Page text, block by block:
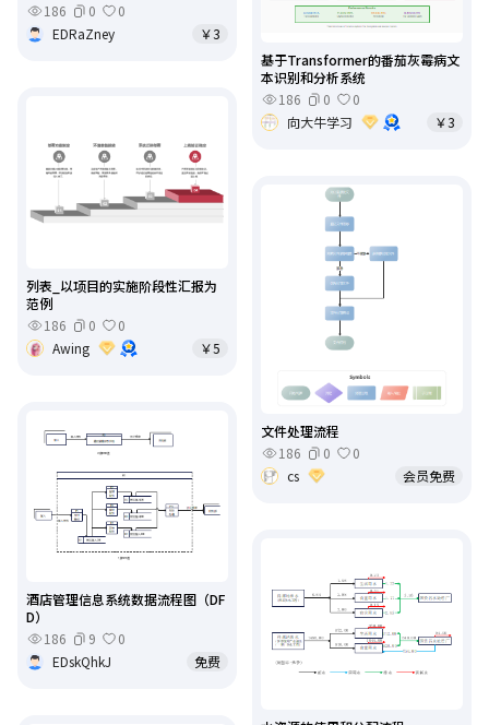
186
0
0
EDRaZney
￥3
基于Transformer的番茄灰霉病文
本识别和分析系统
186
0
0
向大牛学习
￥3
列表_以项目的实施阶段性汇报为
范例
186
0
0
Awing
￥5
文件处理流程
186
0
0
cs
会员免费
酒店管理信息系统数据流程图（DF
D）
186
9
0
EDskQhkJ
免费